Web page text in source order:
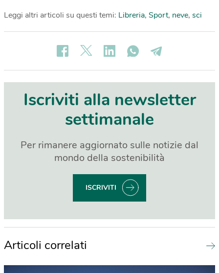
Leggi altri articoli su questi temi: Libreria, Sport, neve, sci
Iscriviti alla newsletter
settimanale
Per rimanere aggiornato sulle notizie dal
mondo della sostenibilità
ISCRIVITI
Articoli correlati